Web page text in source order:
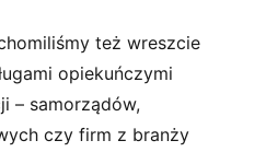
też wreszcie
opiekuńczymi
– samorządów,
czy firm z branży